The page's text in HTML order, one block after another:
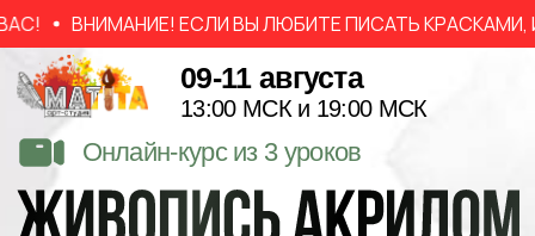
ВНИМАНИЕ! ЕСЛИ ВЫ ЛЮБИТЕ ПИСАТЬ КРАСКАМИ,
09-11 августа
13:00 МСК и 19:00 МСК
Онлайн-курс из 3 уроков